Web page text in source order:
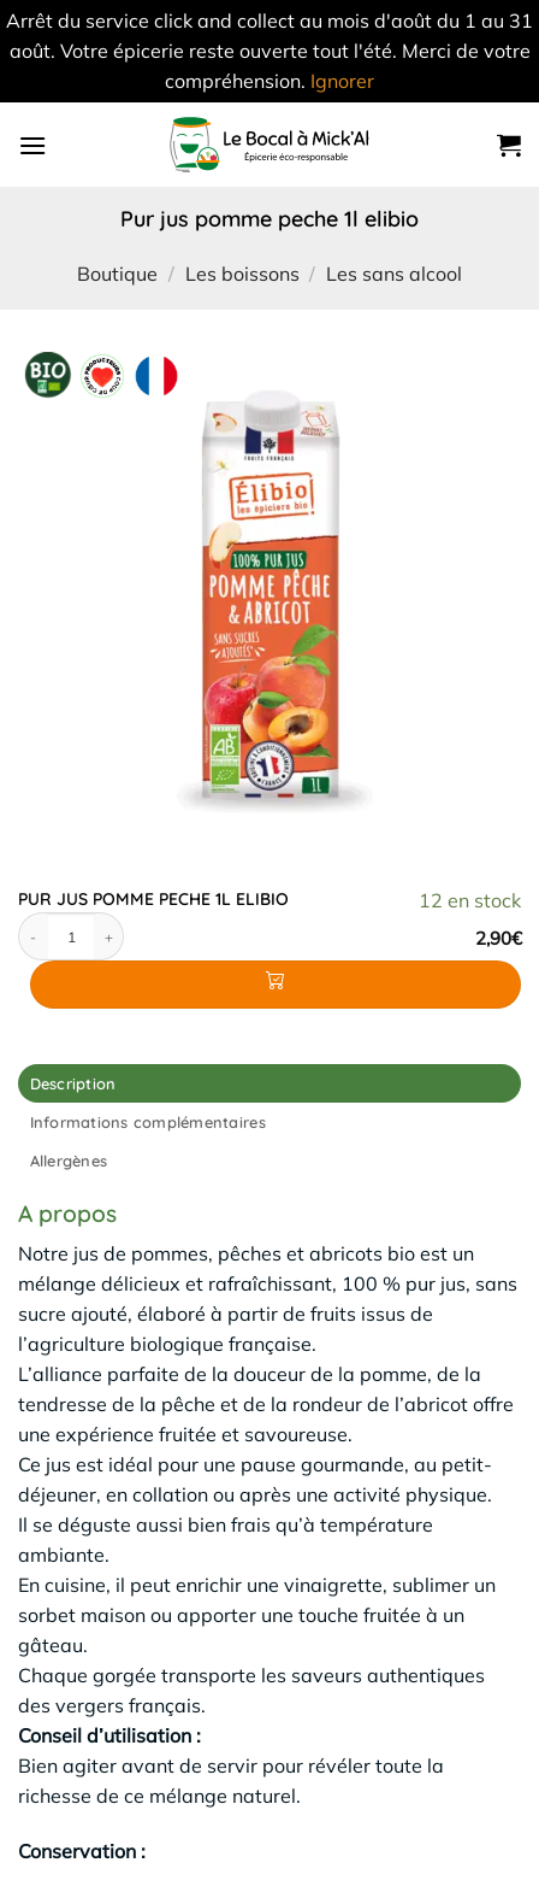
Arrêt du service click and collect au mois d'août du 1 au 31
août. Votre épicerie reste ouverte tout l'été. Merci de votre
compréhension. Ignorer
pur jus pomme peche 1l elibio
Boutique / Les boissons / Les sans alcool
12 en stock
PUR JUS POMME PECHE 1L ELIBIO
2,90€
quantité de PUR JUS POMME PECHE 1L ELIBIO
Description
Informations complémentaires
Allergènes
A propos
Notre jus de pommes, pêches et abricots bio est un
mélange délicieux et rafraîchissant, 100 % pur jus, sans
sucre ajouté, élaboré à partir de fruits issus de
l’agriculture biologique française.
L’alliance parfaite de la douceur de la pomme, de la
tendresse de la pêche et de la rondeur de l’abricot offre
une expérience fruitée et savoureuse.
Ce jus est idéal pour une pause gourmande, au petit-
déjeuner, en collation ou après une activité physique.
Il se déguste aussi bien frais qu’à température
ambiante.
En cuisine, il peut enrichir une vinaigrette, sublimer un
sorbet maison ou apporter une touche fruitée à un
gâteau.
Chaque gorgée transporte les saveurs authentiques
des vergers français.
Conseil d’utilisation :
Bien agiter avant de servir pour révéler toute la
richesse de ce mélange naturel.
Conservation :